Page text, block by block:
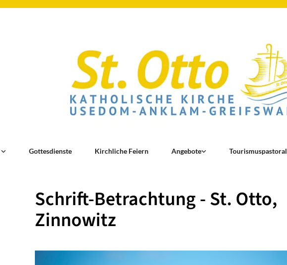
Gottesdienste Kirchliche Feiern Angebote Tourismuspastoral
Schrift-Betrachtung - St. Otto,
Zinnowitz